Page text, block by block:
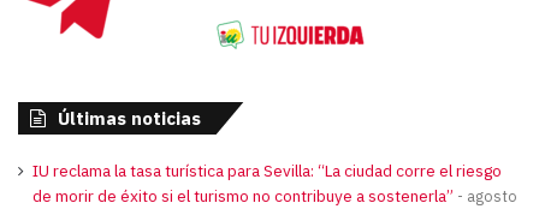
Últimas noticias
IU reclama la tasa turística para Sevilla: “La ciudad corre el riesgo
de morir de éxito si el turismo no contribuye a sostenerla”
agosto